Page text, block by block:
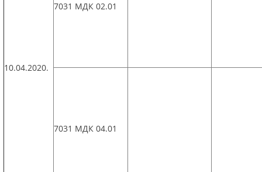
10.04.2020.
7031 МДК 02.01
7031 МДК 04.01